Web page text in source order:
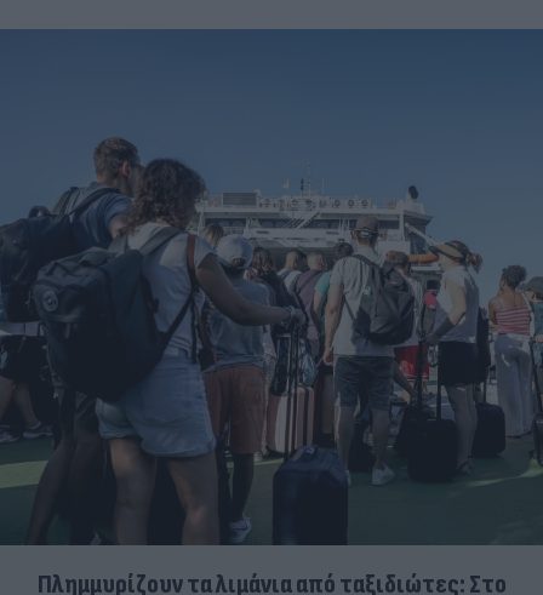
Πλημμυρίζουν τα λιμάνια από ταξιδιώτες: Στο